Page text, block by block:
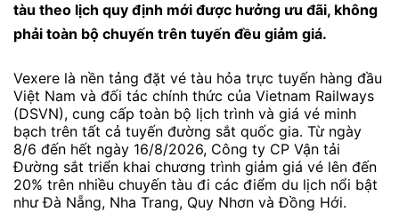
tàu theo lịch quy định mới được hưởng ưu đãi, không
phải toàn bộ chuyến trên tuyến đều giảm giá.
Vexere là nền tảng đặt vé tàu hỏa trực tuyến hàng đầu
Việt Nam và đối tác chính thức của Vietnam Railways
(DSVN), cung cấp toàn bộ lịch trình và giá vé minh
bạch trên tất cả tuyến đường sắt quốc gia. Từ ngày
8/6 đến hết ngày 16/8/2026, Công ty CP Vận tải
Đường sắt triển khai chương trình giảm giá vé lên đến
20% trên nhiều chuyến tàu đi các điểm du lịch nổi bật
như Đà Nẵng, Nha Trang, Quy Nhơn và Đồng Hới.